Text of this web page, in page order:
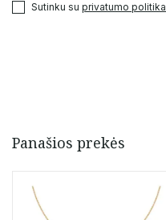
Sutinku su privatumo politika
Panašios prekės